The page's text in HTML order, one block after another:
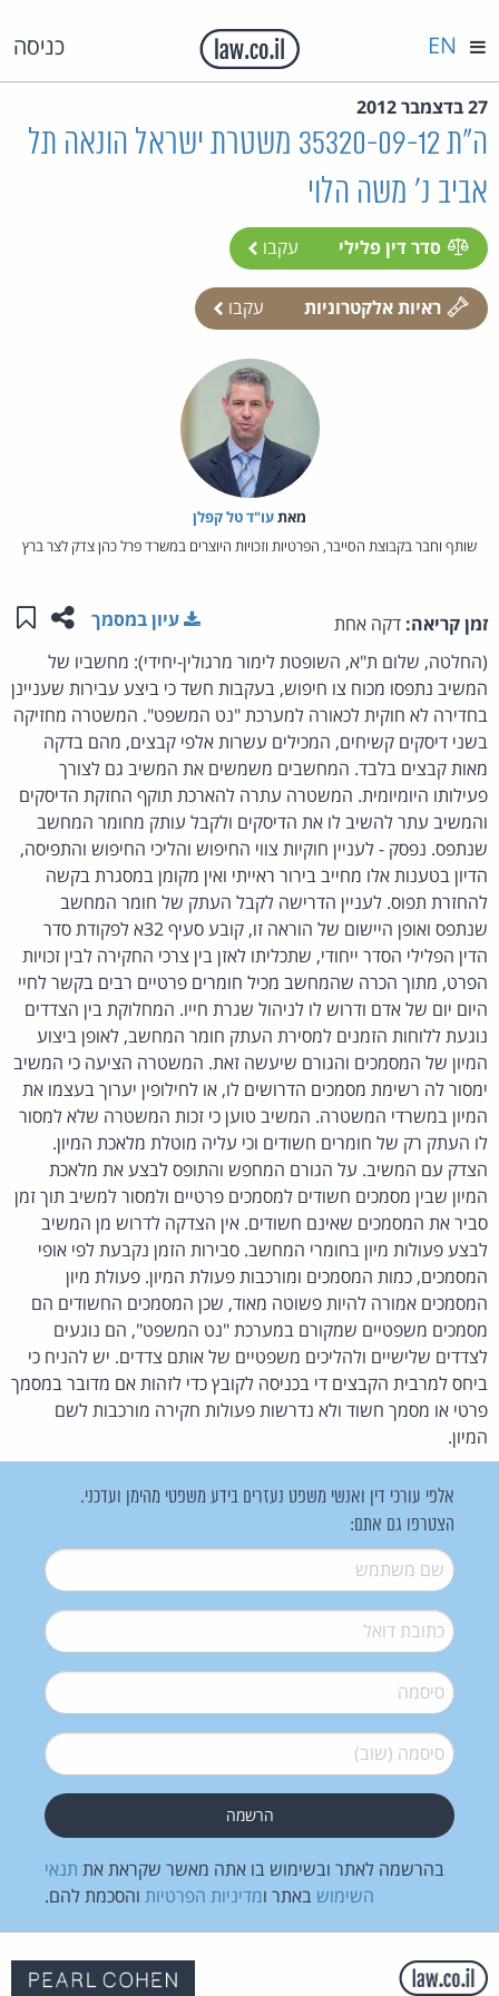
כניסה EN
27 בדצמבר 2012
ה"ת 35320-09-12 משטרת ישראל הונאה תל
אביב נ' משה הלוי
סדר דין פלילי עקבו
ראיות אלקטרוניות עקבו
מאת‏עו"ד טל קפלן
שותף וחבר בקבוצת הסייבר, הפרטיות וזכויות היוצרים במשרד פרל כהן צדק לצר ברץ
זמן קריאה: דקה אחת שתפו
עיון במסמך
(החלטה, שלום ת"א, השופטת לימור מרגולין-יחידי): מחשביו של
המשיב נתפסו מכוח צו חיפוש, בעקבות חשד כי ביצע עבירות שעניינן
בחדירה לא חוקית לכאורה למערכת "נט המשפט". המשטרה מחזיקה
בשני דיסקים קשיחים, המכילים עשרות אלפי קבצים, מהם בדקה
מאות קבצים בלבד. המחשבים משמשים את המשיב גם לצורך
פעילותו היומיומית. המשטרה עתרה להארכת תוקף החזקת הדיסקים
והמשיב עתר להשיב לו את הדיסקים ולקבל עותק מחומר המחשב
שנתפס. נפסק - לעניין חוקיות צווי החיפוש והליכי החיפוש והתפיסה,
הדיון בטענות אלו מחייב בירור ראייתי ואין מקומן במסגרת בקשה
להחזרת תפוס. לעניין הדרישה לקבל העתק של חומר המחשב
שנתפס ואופן היישום של הוראה זו, קובע סעיף 32א לפקודת סדר
הדין הפלילי הסדר ייחודי, שתכליתו לאזן בין צרכי החקירה לבין זכויות
הפרט, מתוך הכרה שהמחשב מכיל חומרים פרטיים רבים בקשר לחיי
היום יום של אדם ודרוש לו לניהול שגרת חייו. המחלוקת בין הצדדים
נוגעת ללוחות הזמנים למסירת העתק חומר המחשב, לאופן ביצוע
המיון של המסמכים והגורם שיעשה זאת. המשטרה הציעה כי המשיב
ימסור לה רשימת מסמכים הדרושים לו, או לחילופין יערוך בעצמו את
המיון במשרדי המשטרה. המשיב טוען כי זכות המשטרה שלא למסור
לו העתק רק של חומרים חשודים וכי עליה מוטלת מלאכת המיון.
הצדק עם המשיב. על הגורם המחפש והתופס לבצע את מלאכת
המיון שבין מסמכים חשודים למסמכים פרטיים ולמסור למשיב תוך זמן
סביר את המסמכים שאינם חשודים. אין הצדקה לדרוש מן המשיב
לבצע פעולות מיון בחומרי המחשב. סבירות הזמן נקבעת לפי אופי
המסמכים, כמות המסמכים ומורכבות פעולת המיון. פעולת מיון
המסמכים אמורה להיות פשוטה מאוד, שכן המסמכים החשודים הם
מסמכים משפטיים שמקורם במערכת "נט המשפט", הם נוגעים
לצדדים שלישיים ולהליכים משפטיים של אותם צדדים. יש להניח כי
ביחס למרבית הקבצים די בכניסה לקובץ כדי לזהות אם מדובר במסמך
פרטי או מסמך חשוד ולא נדרשות פעולות חקירה מורכבות לשם
המיון.
אלפי עורכי דין ואנשי משפט נעזרים בידע משפטי מהימן ועדכני.
הצטרפו גם אתם:
שם משתמש*
דואל*
סיסמה*
סיסמה (שוב)*
בהרשמה לאתר ובשימוש בו אתה מאשר שקראת את תנאי
השימוש באתר ומדיניות הפרטיות והסכמת להם.